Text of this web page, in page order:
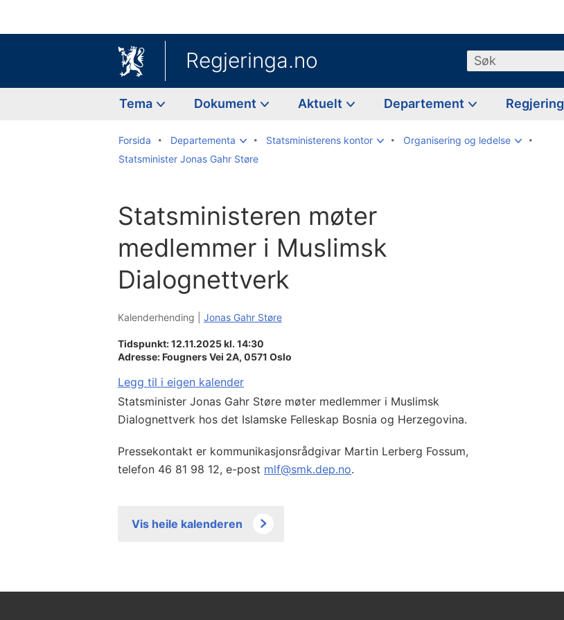
Regjeringa.no Søk
Tema Dokument Aktuelt Departement Regjering
Forsida Departementa Statsministerens kontor
Organisering og ledelse
Statsminister Jonas Gahr Støre
Statsministeren møter
medlemmer i Muslimsk
Dialognettverk
Kalenderhending | Jonas Gahr Støre
Tidspunkt: 12.11.2025 kl. 14:30
Adresse:Fougners Vei 2A, 0571 Oslo
Legg til i eigen kalender
Statsminister Jonas Gahr Støre møter medlemmer i Muslimsk
Dialognettverk hos det Islamske Felleskap Bosnia og Herzegovina.
Pressekontakt er kommunikasjonsrådgivar Martin Lerberg Fossum,
telefon 46 81 98 12, e-post mlf@smk.dep.no.
Vis heile kalenderen